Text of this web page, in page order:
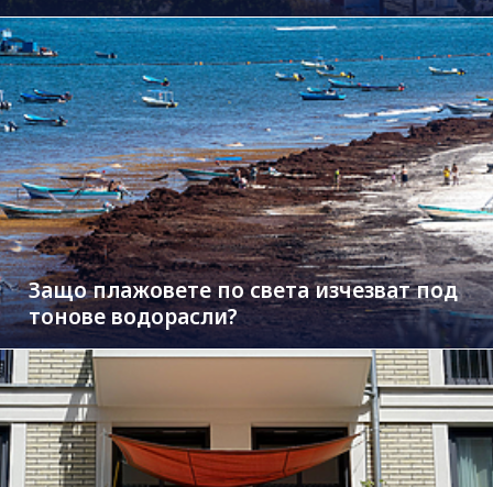
Защо плажовете по света изчезват под
тонове водорасли?